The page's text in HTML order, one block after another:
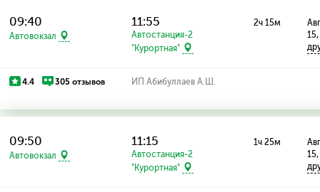
09:40
Автовокзал
11:55
Автостанция-2
"Курортная"
2ч 15м
4.4 305 отзывов ИП Абибуллаев А.Ш.
09:50
Автовокзал
11:15
Автостанция-2
"Курортная"
1ч 25м